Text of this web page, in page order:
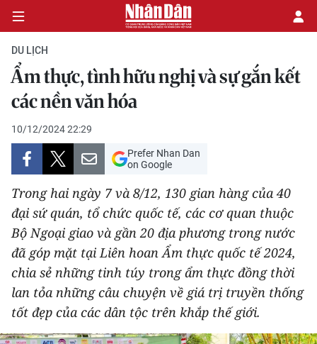
CHÍNH TRỊ
KINH TẾ
VĂN HÓA
XÃ HỘI
PHÁP LUẬT
DU LỊCH
THẾ GIỚI
THỂ THAO
DU LỊCH
Ẩm thực, tình hữu nghị và sự gắn kết
các nền văn hóa
10/12/2024 22:29
Prefer Nhan Dan
on Google
Trong hai ngày 7 và 8/12, 130 gian hàng của 40
đại sứ quán, tổ chức quốc tế, các cơ quan thuộc
Bộ Ngoại giao và gần 20 địa phương trong nước
đã góp mặt tại Liên hoan Ẩm thực quốc tế 2024,
chia sẻ những tinh túy trong ẩm thực đồng thời
lan tỏa những câu chuyện về giá trị truyền thống
tốt đẹp của các dân tộc trên khắp thế giới.